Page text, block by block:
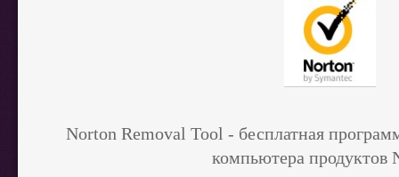
Norton Removal Tool - бесплатная п
компьютера продуктов